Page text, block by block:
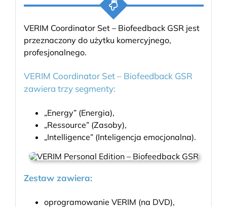
VERIM Coordinator Set – Biofeedback GSR jest
przeznaczony do użytku komercyjnego,
profesjonalnego.
VERIM Coordinator Set – Biofeedback GSR
zawiera trzy segmenty:
„Energy” (Energia),
„Ressource” (Zasoby),
„Intelligence” (Inteligencja emocjonalna).
Zestaw zawiera:
oprogramowanie VERIM (na DVD),